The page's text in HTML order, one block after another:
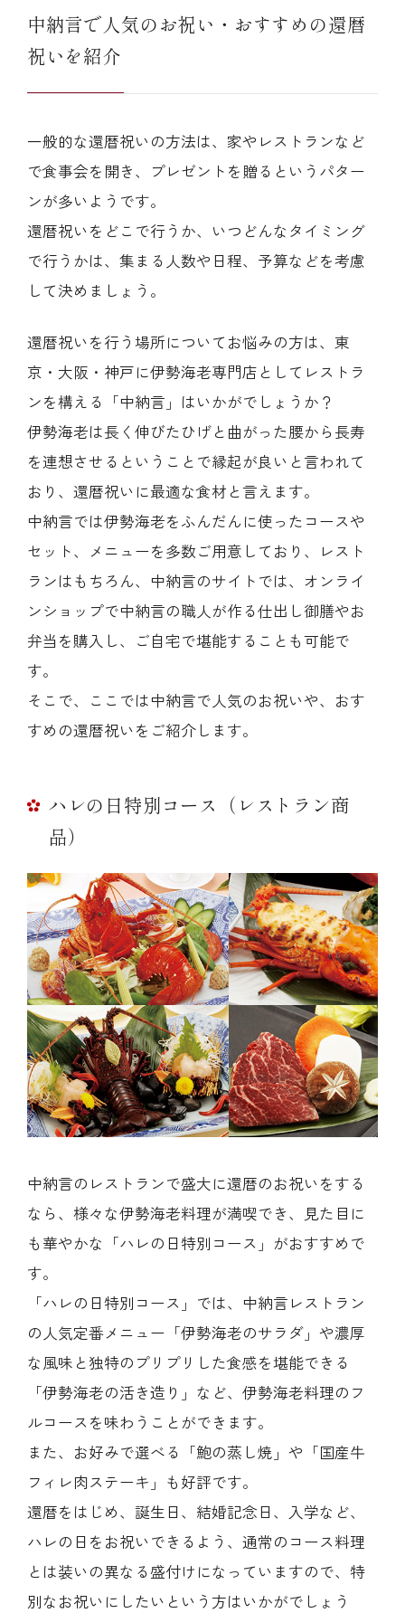
中納言で人気のお祝い・おすすめの還暦
祝いを紹介
一般的な還暦祝いの方法は、家やレストランなど
で食事会を開き、プレゼントを贈るというパター
ンが多いようです。
還暦祝いをどこで行うか、いつどんなタイミング
で行うかは、集まる人数や日程、予算などを考慮
して決めましょう。
還暦祝いを行う場所についてお悩みの方は、東
京・大阪・神戸に伊勢海老専門店としてレストラ
ンを構える「中納言」はいかがでしょうか？
伊勢海老は長く伸びたひげと曲がった腰から長寿
を連想させるということで縁起が良いと言われて
おり、還暦祝いに最適な食材と言えます。
中納言では伊勢海老をふんだんに使ったコースや
セット、メニューを多数ご用意しており、レスト
ランはもちろん、中納言のサイトでは、オンライ
ンショップで中納言の職人が作る仕出し御膳やお
弁当を購入し、ご自宅で堪能することも可能で
す。
そこで、ここでは中納言で人気のお祝いや、おす
すめの還暦祝いをご紹介します。
ハレの日特別コース（レストラン商
品）
中納言のレストランで盛大に還暦のお祝いをする
なら、様々な伊勢海老料理が満喫でき、見た目に
も華やかな「ハレの日特別コース」がおすすめで
す。
「ハレの日特別コース」では、中納言レストラン
の人気定番メニュー「伊勢海老のサラダ」や濃厚
な風味と独特のプリプリした食感を堪能できる
「伊勢海老の活き造り」など、伊勢海老料理のフ
ルコースを味わうことができます。
また、お好みで選べる「鮑の蒸し焼」や「国産牛
フィレ肉ステーキ」も好評です。
還暦をはじめ、誕生日、結婚記念日、入学など、
ハレの日をお祝いできるよう、通常のコース料理
とは装いの異なる盛付けになっていますので、特
別なお祝いにしたいという方はいかがでしょう